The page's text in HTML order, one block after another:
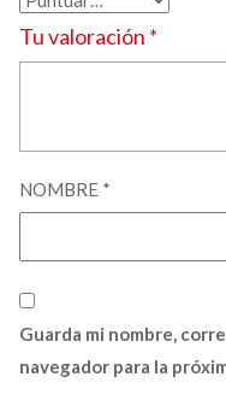
Tu valoración *
NOMBRE *
Guarda mi nombre,
navegador para la